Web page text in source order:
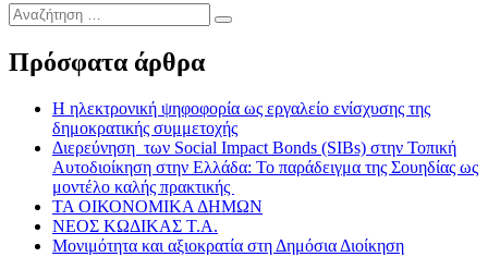
Αναζήτηση
…
Πρόσφατα άρθρα
Η ηλεκτρονική ψηφοφορία ως εργαλείο ενίσχυσης της
δημοκρατικής συμμετοχής
Διερεύνηση των Social Impact Bonds (SIBs) στην Τοπική
Αυτοδιοίκηση στην Ελλάδα: Το παράδειγμα της Σουηδίας ως
μοντέλο καλής πρακτικής
ΤΑ ΟΙΚΟΝΟΜΙΚΑ ΔΗΜΩΝ
ΝΕΟΣ ΚΩΔΙΚΑΣ Τ.Α.
Μονιμότητα και αξιοκρατία στη Δημόσια Διοίκηση